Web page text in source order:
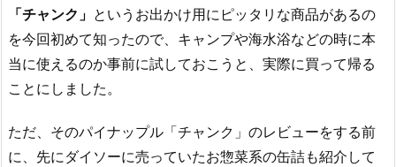
「チャンク」 というお出かけ用にピッタリな商品があるの
を今回初めて知ったので、キャンプや海水浴などの時に本
当に使えるのか事前に試しておこうと、実際に買って帰る
ことにしました。
ただ、そのパイナップル「チャンク」のレビューをする前
に、先にダイソーに売っていたお惣菜系の缶詰も紹介して